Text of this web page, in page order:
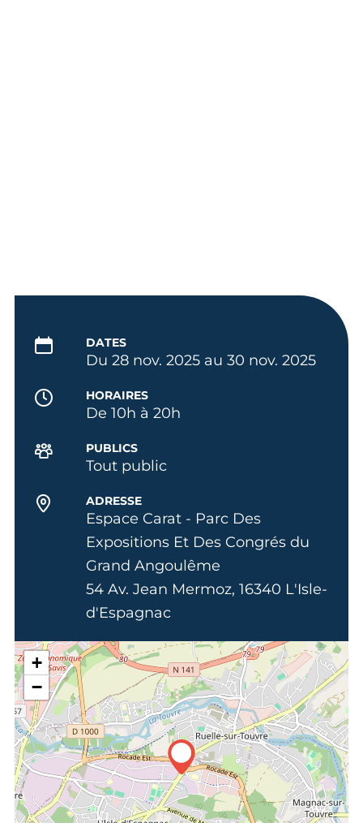
DATES
Du 28 nov. 2025 au 30 nov. 2025
HORAIRES
De 10h à 20h
PUBLICS
Tout public
ADRESSE
Espace Carat - Parc Des
Expositions Et Des Congrés du
Grand Angoulême
54 Av. Jean Mermoz, 16340 L'Isle-
d'Espagnac
+
−